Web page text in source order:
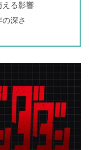
える影響
深さ